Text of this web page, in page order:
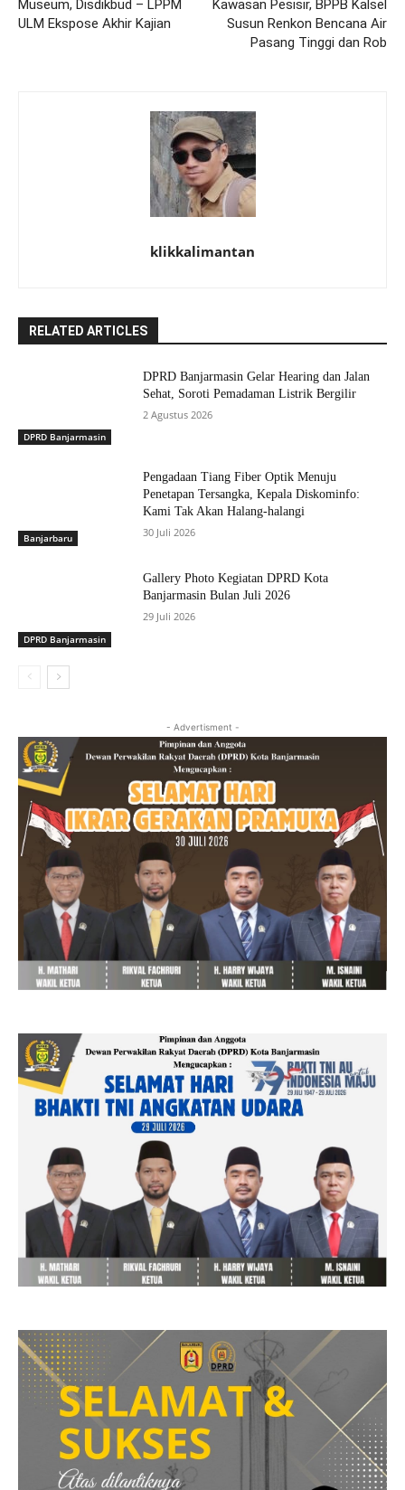
Museum, Disdikbud – LPPM
ULM Ekspose Akhir Kajian
Kawasan Pesisir, BPPB Kalsel
Susun Renkon Bencana Air
Pasang Tinggi dan Rob
klikkalimantan
RELATED ARTICLES
DPRD Banjarmasin
DPRD Banjarmasin Gelar Hearing dan Jalan
Sehat, Soroti Pemadaman Listrik Bergilir
2 Agustus 2026
Banjarbaru
Pengadaan Tiang Fiber Optik Menuju
Penetapan Tersangka, Kepala Diskominfo:
Kami Tak Akan Halang-halangi
30 Juli 2026
DPRD Banjarmasin
Gallery Photo Kegiatan DPRD Kota
Banjarmasin Bulan Juli 2026
29 Juli 2026
- Advertisment -